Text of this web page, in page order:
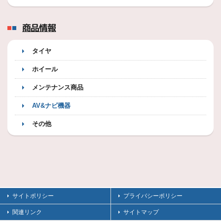
商品情報
タイヤ
ホイール
メンテナンス商品
AV&ナビ機器
その他
サイトポリシー プライバシーポリシー
関連リンク サイトマップ